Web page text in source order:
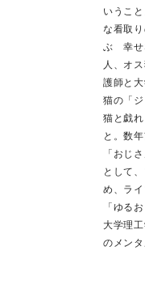
いうこ
な看取
ぶ 幸せ
人、オ
護師と
猫の「
猫と戯
と。数
「おじ
として
め、ラ
「ゆる
大学理
のメンタ